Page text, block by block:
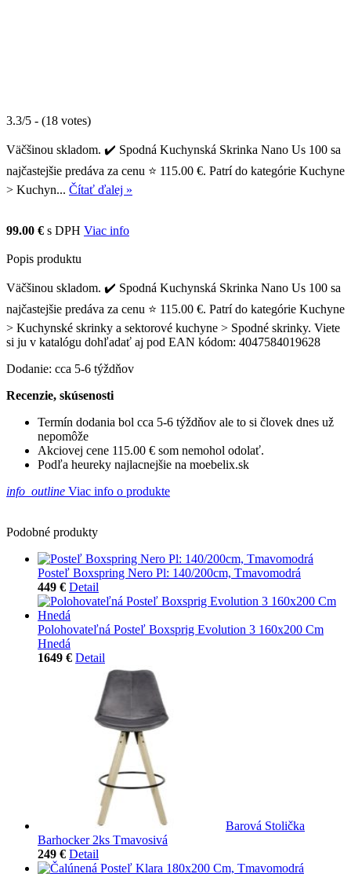
3.3/5 - (18 votes)
Väčšinou skladom. ✔️ Spodná Kuchynská Skrinka Nano Us 100 sa
najčastejšie predáva za cenu ⭐ 115.00 €. Patrí do kategórie Kuchyne
> Kuchyn... Čítať ďalej »
99.00 € s DPH Viac info
Popis produktu
Väčšinou skladom. ✔️ Spodná Kuchynská Skrinka Nano Us 100 sa
najčastejšie predáva za cenu ⭐ 115.00 €. Patrí do kategórie Kuchyne
> Kuchynské skrinky a sektorové kuchyne > Spodné skrinky. Viete
si ju v katalógu dohľadať aj pod EAN kódom: 4047584019628
Dodanie: cca 5-6 týždňov
Recenzie, skúsenosti
Termín dodania bol cca 5-6 týždňov ale to si človek dnes už
nepomôže
Akciovej cene 115.00 € som nemohol odolať.
Podľa heureky najlacnejšie na moebelix.sk
info_outline Viac info o produkte
Podobné produkty
Posteľ Boxspring Nero Pl: 140/200cm, Tmavomodrá
449 € Detail
Polohovateľná Posteľ Boxsprig Evolution 3 160x200 Cm
Hnedá
1649 € Detail
Barová Stolička
Barhocker 2ks Tmavosivá
249 € Detail